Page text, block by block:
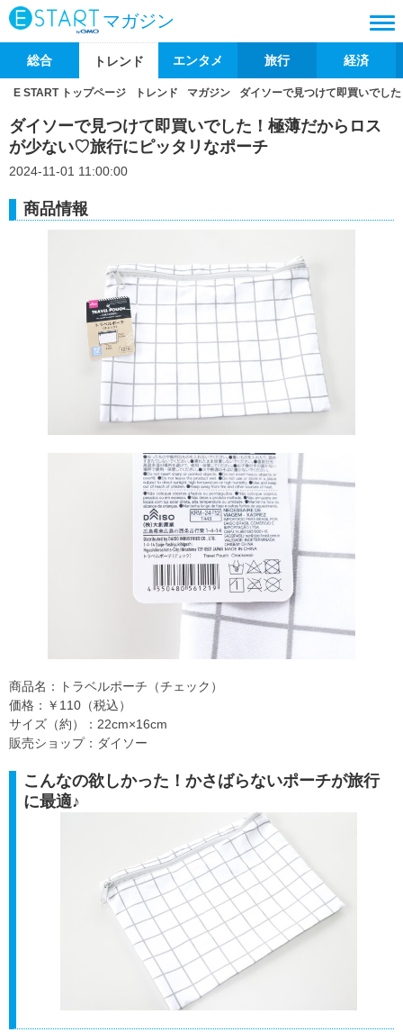
マガジン
総合 トレンド エンタメ 旅行 経済
E START トップページ トレンド マガジン ダイソーで見つけて即買いでし
ダイソーで見つけて即買いでした！極薄だからロス
が少ない♡旅行にピッタリなポーチ
2024-11-01 11:00:00
商品情報
商品名：トラベルポーチ（チェック）
価格：￥110（税込）
サイズ（約）：22cm×16cm
販売ショップ：ダイソー
こんなの欲しかった！かさばらないポーチが旅行
に最適♪